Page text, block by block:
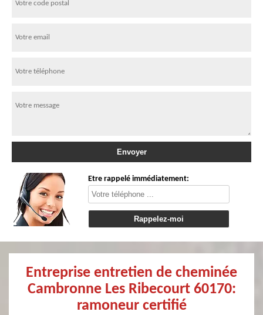
Etre rappelé immédiatement:
Entreprise entretien de cheminée
Cambronne Les Ribecourt 60170:
ramoneur certifié